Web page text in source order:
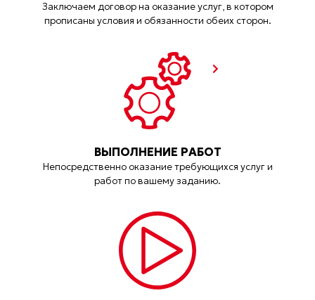
Заключаем договор на оказание услуг, в котором
прописаны условия и обязанности обеих сторон.
ВЫПОЛНЕНИЕ РАБОТ
Непосредственно оказание требующихся услуг и
работ по вашему заданию.